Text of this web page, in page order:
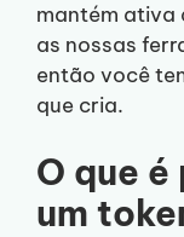
mantém ativa
as nossas
então você
que cria.
O que
um